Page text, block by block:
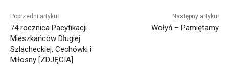
Poprzedni artykuł
74 rocznica Pacyfikacji
Mieszkańców Długiej
Szlacheckiej, Cechówki i
Miłosny [ZDJĘCIA]
Następny artykuł
Wołyń – Pamiętamy